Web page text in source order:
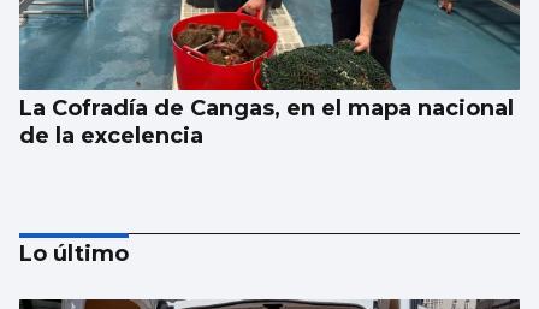
La Cofradía de Cangas, en el mapa nacional
de la excelencia
Lo último